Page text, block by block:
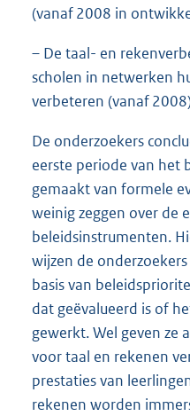
(vanaf 2008 in
– De taal- en
scholen in netwerken
verbeteren (vanaf
De onderzoekers
eerste periode van het
gemaakt van formele
weinig zeggen over de
beleidsinstrumenten.
wijzen de
basis van
dat geëvalueerd is of
gewerkt. Wel geven ze
voor taal en rekenen
prestaties van
rekenen worden